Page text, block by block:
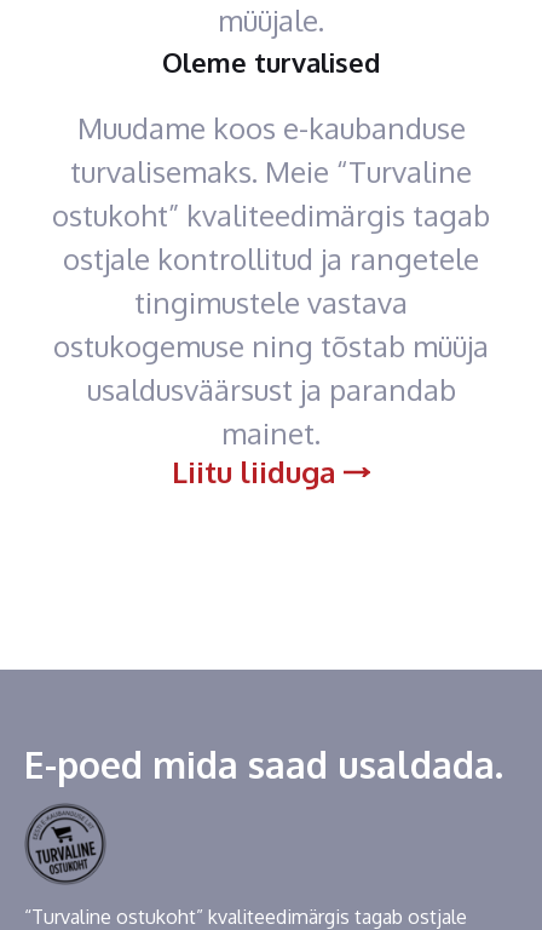
müüjale.
Oleme turvalised
Muudame koos e-kaubanduse
turvalisemaks. Meie “Turvaline
ostukoht” kvaliteedimärgis tagab
ostjale kontrollitud ja rangetele
tingimustele vastava
ostukogemuse ning tõstab müüja
usaldusväärsust ja parandab
mainet.
Liitu liiduga
E-poed mida saad usaldada.
“Turvaline ostukoht” kvaliteedimärgis tagab ostjale